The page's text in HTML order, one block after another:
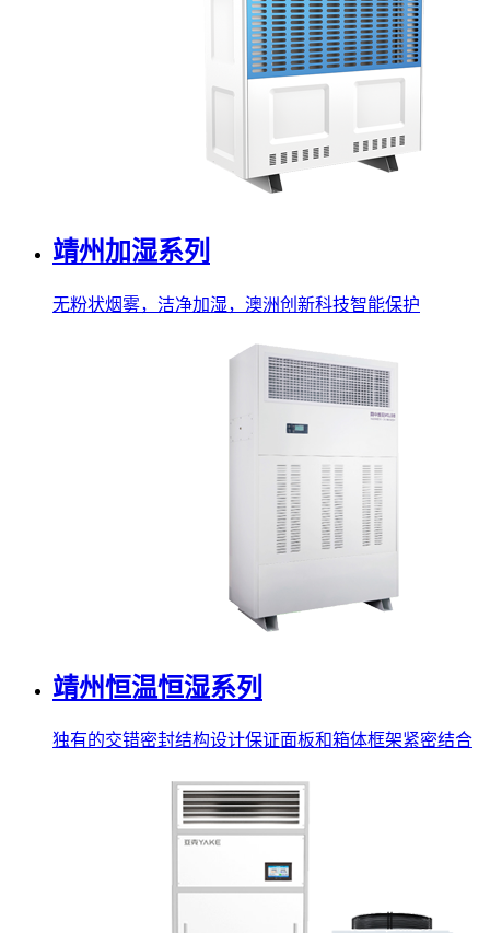
靖州加湿系列
无粉状烟雾，洁净加湿，澳洲创新科技智能保护
靖州恒温恒湿系列
独有的交错密封结构设计保证面板和箱体框架紧密结合